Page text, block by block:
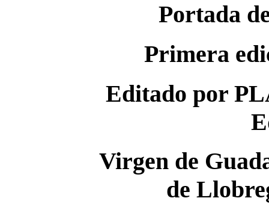
Portada
Primera
Editado por
Virgen de
de